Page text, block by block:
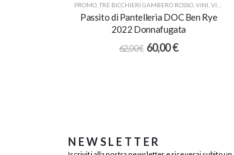
PROMO TRE BICCHIERI GAMBERO ROSSO VINI VINI DA DESSERT
Passito di Pantelleria DOC Ben Rye
2022 Donnafugata
62,00€ 60,00€
NEWSLETTER